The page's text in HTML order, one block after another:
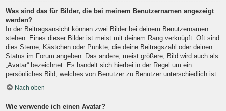
Was sind das für Bilder, die bei meinem Benutzernamen angezeigt
werden?
In der Beitragsansicht können zwei Bilder bei deinem Benutzernamen
stehen. Eines dieser Bilder ist meist mit deinem Rang verknüpft: Oft sind
dies Sterne, Kästchen oder Punkte, die deine Beitragszahl oder deinen
Status im Forum angeben. Das andere, meist größere, Bild wird auch als
„Avatar“ bezeichnet. Es handelt sich hierbei in der Regel um ein
persönliches Bild, welches von Benutzer zu Benutzer unterschiedlich ist.
Nach oben
Wie verwende ich einen Avatar?